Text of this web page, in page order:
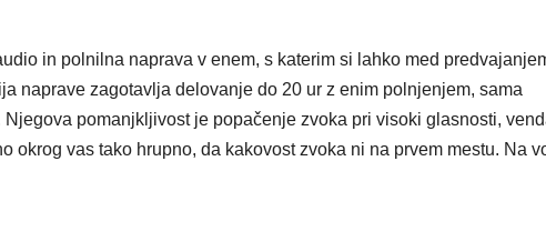
in polnilna naprava v enem, s katerim si lahko med
naprave zagotavlja delovanje do 20 ur z enim polnjenjem, sama
pomanjkljivost je popačenje zvoka pri visoki glasnosti,
okrog vas tako hrupno, da kakovost zvoka ni na prvem mestu. Na